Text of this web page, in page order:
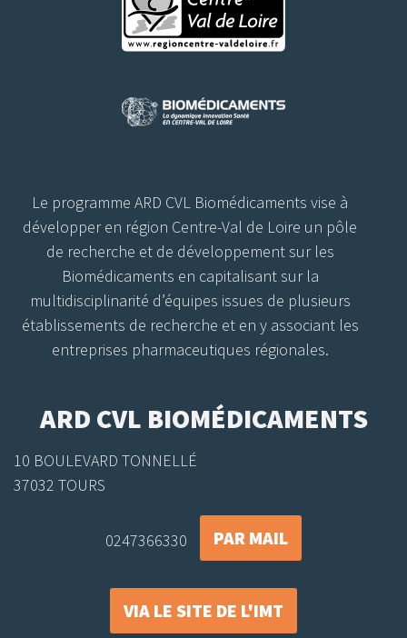
Le programme ARD CVL Biomédicaments vise à
développer en région Centre-Val de Loire un pôle
de recherche et de développement sur les
Biomédicaments en capitalisant sur la
multidisciplinarité d’équipes issues de plusieurs
établissements de recherche et en y associant les
entreprises pharmaceutiques régionales.
ARD CVL BIOMÉDICAMENTS
10 BOULEVARD TONNELLÉ
37032 TOURS
0247366330 PAR MAIL
VIA LE SITE DE L'IMT